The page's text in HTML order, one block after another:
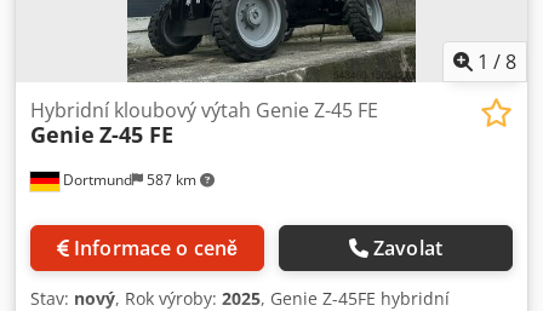
1 /8
Dortmund 587 km
Hybridní kloubový výtah Genie Z-45 FE
Genie Z-45 FE
Informace o ceně Zavolat
Stav: nový, Rok výroby: 2025, Genie Z-45FE hybridní